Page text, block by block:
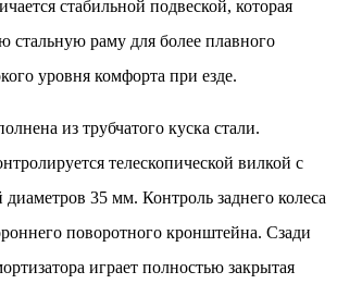
стабильной подвеской, которая
стальную раму для более плавного
уровня комфорта при езде.
из трубчатого куска стали.
телескопической вилкой с
35 мм. Контроль заднего колеса
поворотного кронштейна. Сзади
играет полностью закрытая